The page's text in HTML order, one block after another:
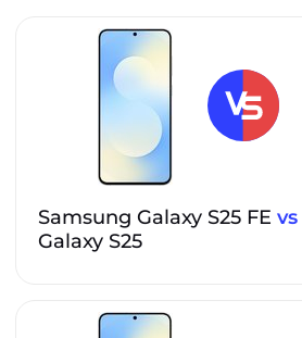
Samsung Galaxy S25 FE vs
Galaxy S25